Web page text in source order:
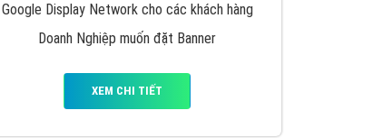
Google Display Network cho các khách hàng
Doanh Nghiệp muốn đặt Banner
XEM CHI TIẾT